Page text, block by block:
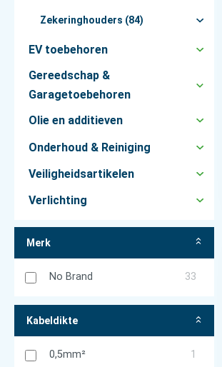
Zekeringhouders (84)
EV toebehoren
Gereedschap &
Garagetoebehoren
Olie en additieven
Onderhoud & Reiniging
Veiligheidsartikelen
Verlichting
Merk
No Brand 33
Kabeldikte
0,5mm²
1